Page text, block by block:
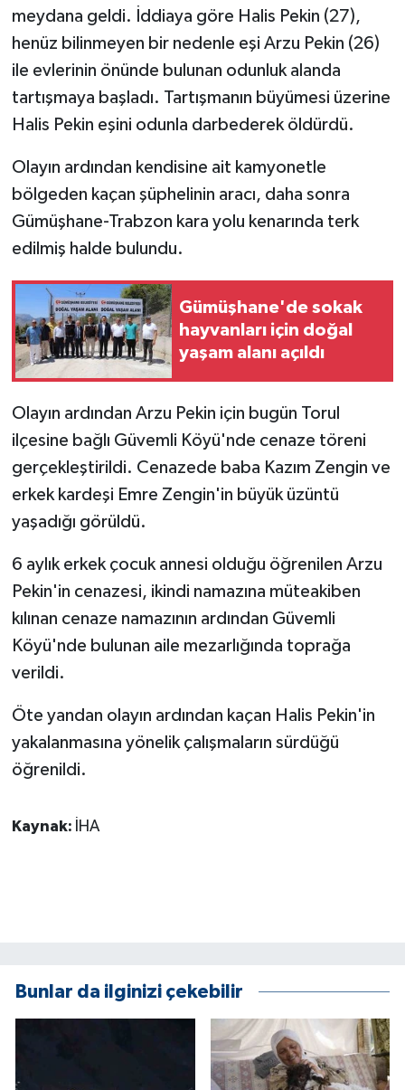
meydana geldi. İddiaya göre Halis Pekin (27),
henüz bilinmeyen bir nedenle eşi Arzu Pekin (26)
ile evlerinin önünde bulunan odunluk alanda
tartışmaya başladı. Tartışmanın büyümesi üzerine
Halis Pekin eşini odunla darbederek öldürdü.
Olayın ardından kendisine ait kamyonetle
bölgeden kaçan şüphelinin aracı, daha sonra
Gümüşhane-Trabzon kara yolu kenarında terk
edilmiş halde bulundu.
Gümüşhane'de sokak
hayvanları için doğal
yaşam alanı açıldı
Olayın ardından Arzu Pekin için bugün Torul
ilçesine bağlı Güvemli Köyü'nde cenaze töreni
gerçekleştirildi. Cenazede baba Kazım Zengin ve
erkek kardeşi Emre Zengin'in büyük üzüntü
yaşadığı görüldü.
6 aylık erkek çocuk annesi olduğu öğrenilen Arzu
Pekin'in cenazesi, ikindi namazına müteakiben
kılınan cenaze namazının ardından Güvemli
Köyü'nde bulunan aile mezarlığında toprağa
verildi.
Öte yandan olayın ardından kaçan Halis Pekin'in
yakalanmasına yönelik çalışmaların sürdüğü
öğrenildi.
Kaynak: İHA
Bunlar da ilginizi çekebilir
Güvenlik
HABERDE İNSAN
İNSAN
Jandarma
Kadın
KÜLTÜR SANAT
MAGAZİN
Otomobil
POLİTİKA
Sağlık
SİYASET
SPOR HABERLERİ
Turizm
YAŞAM